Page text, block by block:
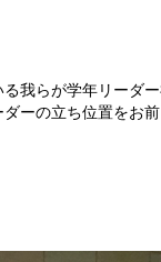
我らが学年リーダ
ーの立ち位置をお